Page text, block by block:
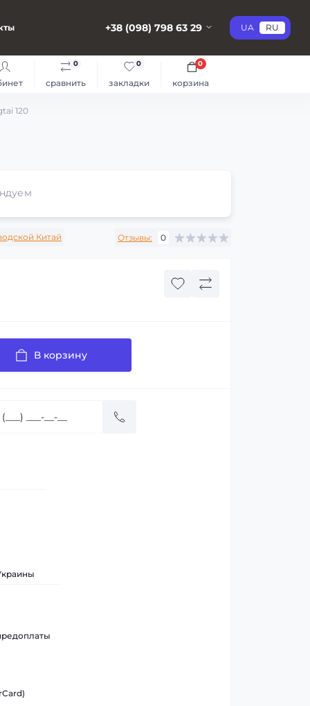
+38 (098) 798 63 29 UA RU
сравнить
0
закладки
0
корзина
0
120
Китай Отзывы: 0
В корзину